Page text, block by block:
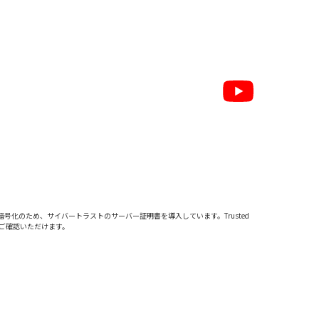
号化のため、サイバートラストのサーバー証明書を導入しています。Trusted
認いただけます。